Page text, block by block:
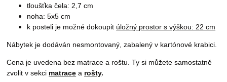
tloušťka čela: 2,7 cm
noha: 5x5 cm
k posteli je možné dokoupit úložný prostor s výškou: 22 cm
Nábytek je dodáván nesmontovaný, zabalený v kartónové krabici.
Cena je uvedena bez matrace a roštu. Ty si můžete samostatně
zvolit v sekci matrace a rošty.